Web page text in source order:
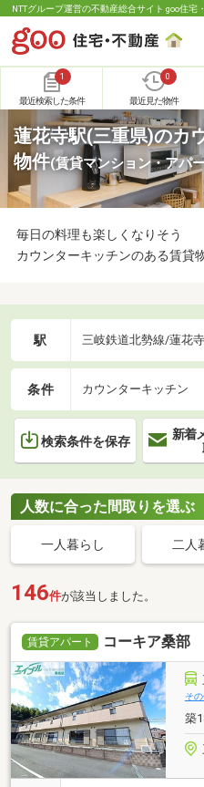
NTTグループ運営の不動産総合サイト goo住宅
1
最近検索した条件
0
最近見た物件
蓮花寺駅(三重県)のカ
物件(賃貸マンション・アパ
毎日の料理も楽しくなりそう
カウンターキッチンのある賃貸
駅 三岐鉄道北勢線/蓮花寺
条件 カウンターキッチン
検索条件を保存
新着
人数に合った間取りを選ぶ
一人暮らし 二人
146件が該当しました。
賃貸アパート コーキア桑部
そ
築